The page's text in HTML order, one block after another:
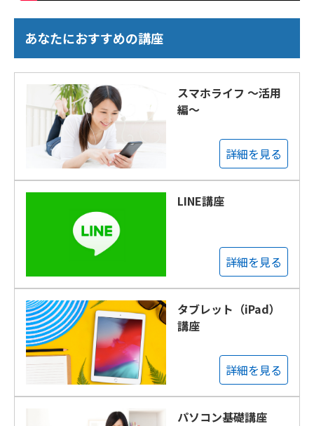
あなたにおすすめの講座
スマホライフ ～活用
編～
詳細を見る
LINE講座
詳細を見る
タブレット（iPad）
講座
詳細を見る
パソコン基礎講座